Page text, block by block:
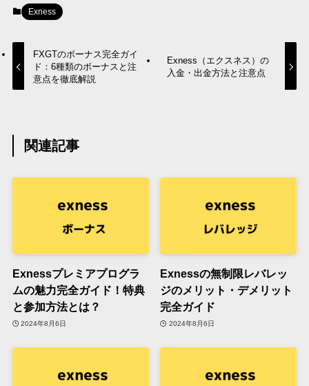
Exness
FXGTのボーナス完全ガイ
ド：6種類のボーナスと注
意点を徹底解説
Exness（エクスネス）の
入金・出金方法と注意点
関連記事
Exnessプレミアプログラ
ムの魅力完全ガイド！特典
と参加方法とは？
2024年8月6日
Exnessの無制限レバレッ
ジのメリット・デメリット
完全ガイド
2024年8月6日